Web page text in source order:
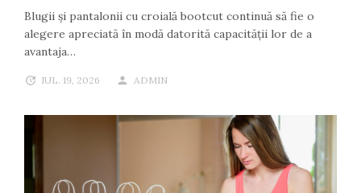
Blugii și pantalonii cu croială bootcut continuă să fie o
alegere apreciată în modă datorită capacității lor de a
avantaja…
IUL. 19, 2026 ADMIN